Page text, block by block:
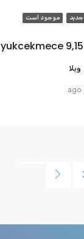
جديد موجود است
ویلا